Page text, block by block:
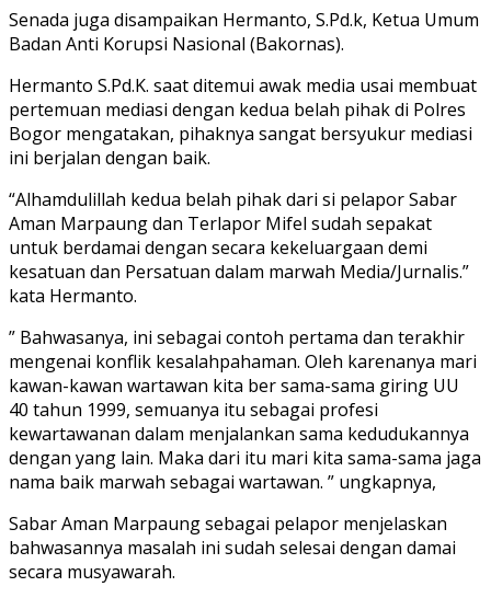
Senada juga disampaikan Hermanto, S.Pd.k, Ketua Umum
Badan Anti Korupsi Nasional (Bakornas).
Hermanto S.Pd.K. saat ditemui awak media usai membuat
pertemuan mediasi dengan kedua belah pihak di Polres
Bogor mengatakan, pihaknya sangat bersyukur mediasi
ini berjalan dengan baik.
“Alhamdulillah kedua belah pihak dari si pelapor Sabar
Aman Marpaung dan Terlapor Mifel sudah sepakat
untuk berdamai dengan secara kekeluargaan demi
kesatuan dan Persatuan dalam marwah Media/Jurnalis.”
kata Hermanto.
” Bahwasanya, ini sebagai contoh pertama dan terakhir
mengenai konflik kesalahpahaman. Oleh karenanya mari
kawan-kawan wartawan kita ber sama-sama giring UU
40 tahun 1999, semuanya itu sebagai profesi
kewartawanan dalam menjalankan sama kedudukannya
dengan yang lain. Maka dari itu mari kita sama-sama jaga
nama baik marwah sebagai wartawan. ” ungkapnya,
Sabar Aman Marpaung sebagai pelapor menjelaskan
bahwasannya masalah ini sudah selesai dengan damai
secara musyawarah.